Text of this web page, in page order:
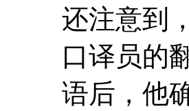
还注意到
口译员的
语后，他